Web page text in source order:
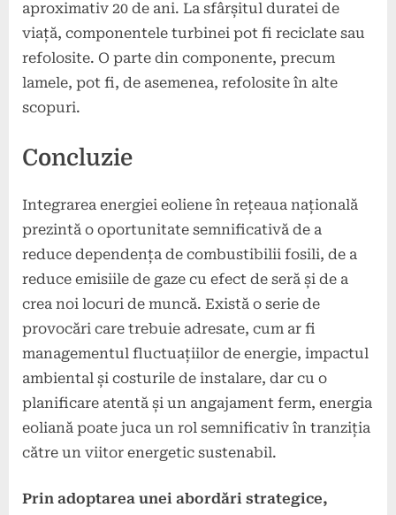
aproximativ 20 de ani. La sfârșitul duratei de
viață, componentele turbinei pot fi reciclate sau
refolosite. O parte din componente, precum
lamele, pot fi, de asemenea, refolosite în alte
scopuri.
Concluzie
Integrarea energiei eoliene în rețeaua națională
prezintă o oportunitate semnificativă de a
reduce dependența de combustibilii fosili, de a
reduce emisiile de gaze cu efect de seră și de a
crea noi locuri de muncă. Există o serie de
provocări care trebuie adresate, cum ar fi
managementul fluctuațiilor de energie, impactul
ambiental și costurile de instalare, dar cu o
planificare atentă și un angajament ferm, energia
eoliană poate juca un rol semnificativ în tranziția
către un viitor energetic sustenabil.
Prin adoptarea unei abordări strategice,